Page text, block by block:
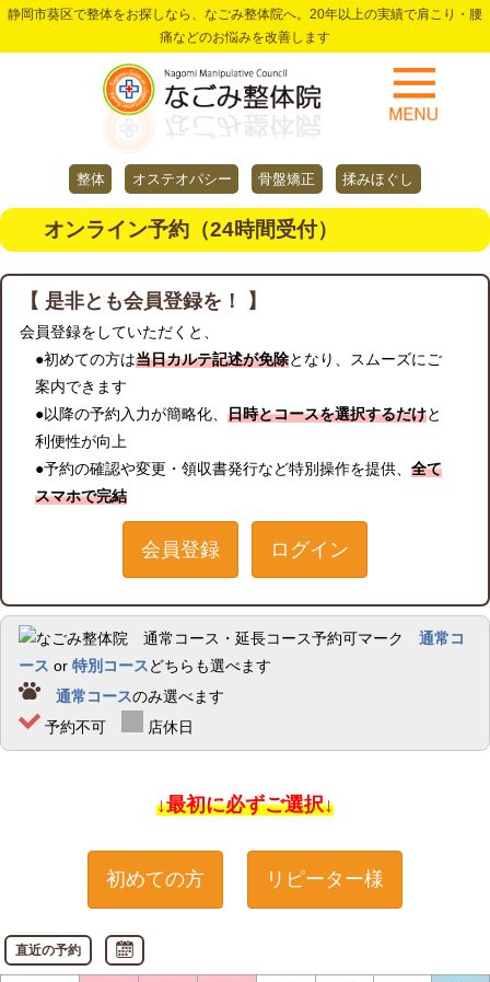
静岡市葵区で整体をお探しなら、なごみ整体院へ。20年以上の実績で肩こり・腰
痛などのお悩みを改善します
整体 オステオパシー 骨盤矯正 揉みほぐし
オンライン予約（24時間受付）
【 是非とも会員登録を！ 】
会員登録をしていただくと、
●初めての方は当日カルテ記述が免除となり、スムーズにご
案内できます
●以降の予約入力が簡略化、 日時とコースを選択するだけと
利便性が向上
●予約の確認や変更・領収書発行など特別操作を提供、 全て
スマホで完結
会員登録 ログイン
通常コ
ース or 特別コースどちらも選べます
通常コースのみ選べます
予約不可
店休日
↓最初に必ずご選択↓
初めての方 リピーター様
直近の予約